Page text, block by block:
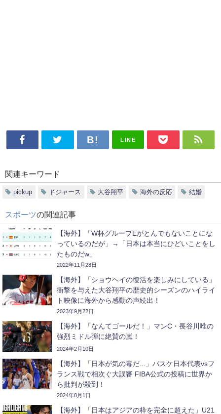
LINE
関連キーワード
pickup ドジャース 大谷翔平 海外の反応 結婚
スポーツの関連記事
【海外】「W杯グループEがとんでもないことにな
っているのだが」→「日本は本当にひどいことをし
たものだw」
2022年11月28日
【海外】「ショウヘイの復活を楽しみにしている」
衝撃を与えた大谷翔平の歴史的シーズンのハイライ
ト映像に海外から感動の声続出！
2023年9月22日
【海外】「なんてゴールだ！」マンC・長谷川唯の
強烈ミドル弾に絶賛の嵐！
2024年2月10日
【海外】「日本が気の毒だ...」バスケ日本代表vsフ
ランス戦で相次ぐ大誤審 FIBA公式の投稿に世界か
ら批判が殺到！
2024年8月1日
【海外】「日本はアジアの枠を完全に超えた」U21